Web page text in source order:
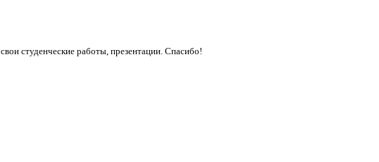
студенческие работы, презентации. Спасибо!